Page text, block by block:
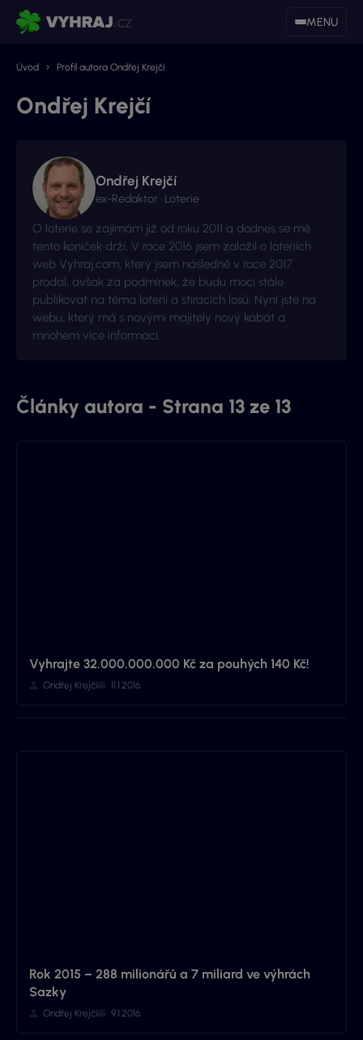
MENU
Úvod Profil autora Ondřej Krejčí
Ondřej Krejčí
Ondřej Krejčí
ex-Redaktor · Loterie
O loterie se zajímám již od roku 2011 a dodnes se mě
tento koníček drží. V roce 2016 jsem založil o loteriích
web Vyhraj.com, který jsem následně v roce 2017
prodal, avšak za podmínek, že budu moci stále
publikovat na téma loterií a stíracích losů. Nyní jste na
webu, který má s novými majitely nový kabát a
mnohem více informací.
Články autora - Strana 13 ze 13
Vyhrajte 32.000.000.000 Kč za pouhých 140 Kč!
Ondřej Krejčí 11.1.2016
Rok 2015 – 288 milionářů a 7 miliard ve výhrách
Sazky
Ondřej Krejčí 9.1.2016